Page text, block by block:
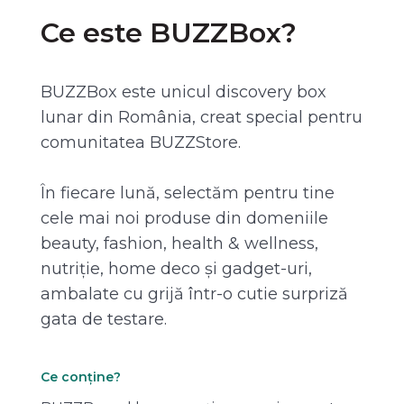
Ce este BUZZBox?
BUZZBox este unicul discovery box
lunar din România, creat special pentru
comunitatea BUZZStore.
În fiecare lună, selectăm pentru tine
cele mai noi produse din domeniile
beauty, fashion, health & wellness,
nutriție, home deco și gadget-uri,
ambalate cu grijă într-o cutie surpriză
gata de testare.
Ce conține?